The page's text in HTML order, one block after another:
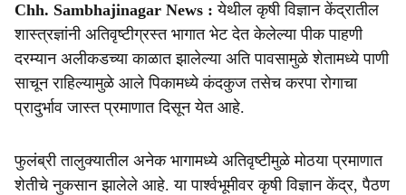
a
r
e
Chh. Sambhajinagar News : येथील कृषी विज्ञान केंद्रातील
शास्त्रज्ञांनी अतिवृष्टीग्रस्त भागात भेट देत केलेल्या पीक पाहणी
दरम्यान अलीकडच्या काळात झालेल्या अति पावसामुळे शेतामध्ये पाणी
साचून राहिल्यामुळे आले पिकामध्ये कंदकुज तसेच करपा रोगाचा
प्रादुर्भाव जास्त प्रमाणात दिसून येत आहे.
फुलंब्री तालुक्यातील अनेक भागामध्ये अतिवृष्टीमुळे मोठया प्रमाणात
शेतीचे नुकसान झालेले आहे. या पार्श्वभूमीवर कृषी विज्ञान केंद्र, पैठण